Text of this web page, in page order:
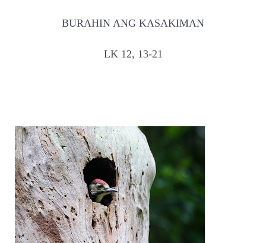
BURAHIN ANG KASAKIMAN
LK 12, 13-21